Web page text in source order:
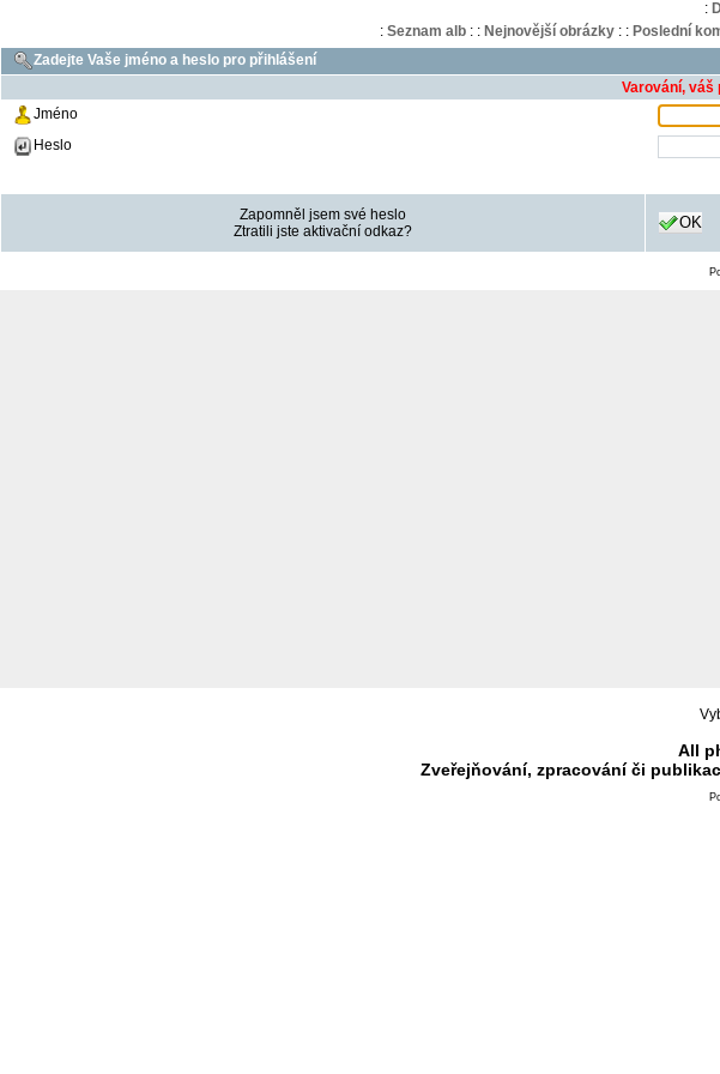
:
: Seznam alb: : Nejnovější obrázky: : Poslední
Zadejte Vaše jméno a heslo pro přihlášení
Varování, váš
Jméno
Heslo
Zapomněl jsem své heslo
Ztratili jste aktivační odkaz?
OK
All
Zveřejňování, zpracování či